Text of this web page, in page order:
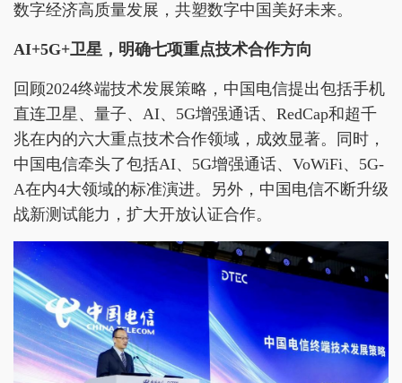
数字经济高质量发展，共塑数字中国美好未来。
AI+5G+卫星 ，明确七项重点技术合作方向
回顾2024终端技术发展策略，中国电信提出包括手机
直连卫星、量子、AI、5G增强通话、RedCap和超千
兆在内的六大重点技术合作领域，成效显著。同时，
中国电信牵头了包括AI、5G增强通话、VoWiFi、5G-
A在内4大领域的标准演进。另外，中国电信不断升级
战新测试能力，扩大开放认证合作。